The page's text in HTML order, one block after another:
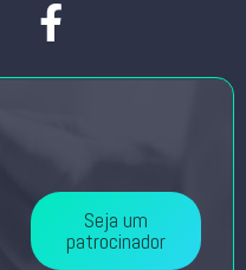
Seja um
patrocinador